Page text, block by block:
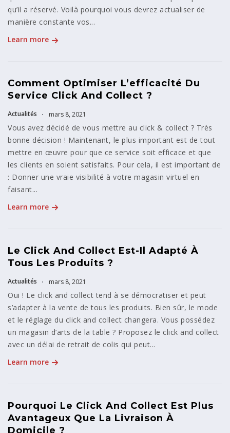
qu’il a réservé. Voilà pourquoi vous devrez actualiser de
manière constante vos...
Learn more
Comment Optimiser L’efficacité Du
Service Click And Collect ?
Actualités mars 8, 2021
Vous avez décidé de vous mettre au click & collect ? Très
bonne décision ! Maintenant, le plus important est de tout
mettre en œuvre pour que ce service soit efficace et que
les clients en soient satisfaits. Pour cela, il est important de
: Donner une vraie visibilité à votre magasin virtuel en
faisant...
Learn more
Le Click And Collect Est-Il Adapté À
Tous Les Produits ?
Actualités mars 8, 2021
Oui ! Le click and collect tend à se démocratiser et peut
s’adapter à la vente de tous les produits. Bien sûr, le mode
et le réglage du click and collect changera. Vous possédez
un magasin d’arts de la table ? Proposez le click and collect
avec un délai de retrait de colis qui peut...
Learn more
Pourquoi Le Click And Collect Est Plus
Avantageux Que La Livraison À
Domicile ?